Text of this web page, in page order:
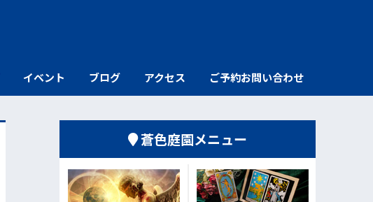
イベント ブログ アクセス ご予約お問い合わせ
蒼色庭園メニュー